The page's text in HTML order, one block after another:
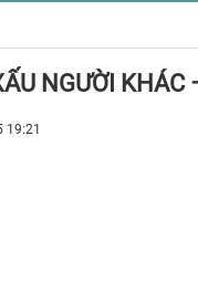
NGƯỜI KHÁC
19:21